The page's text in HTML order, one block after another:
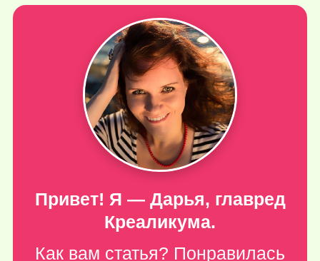
Привет! Я — Дарья, главред
Креаликума.
Как вам статья? Понравилась